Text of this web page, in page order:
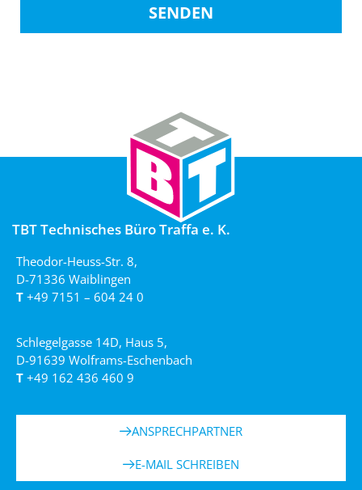
SENDEN
TBT Technisches Büro Traffa e. K.
Theodor-Heuss-Str. 8,
D-71336 Waiblingen
T +49 7151 – 604 24 0
Schlegelgasse 14D, Haus 5,
D-91639 Wolframs-Eschenbach
T +49 162 436 460 9
ANSPRECHPARTNER
E-MAIL SCHREIBEN